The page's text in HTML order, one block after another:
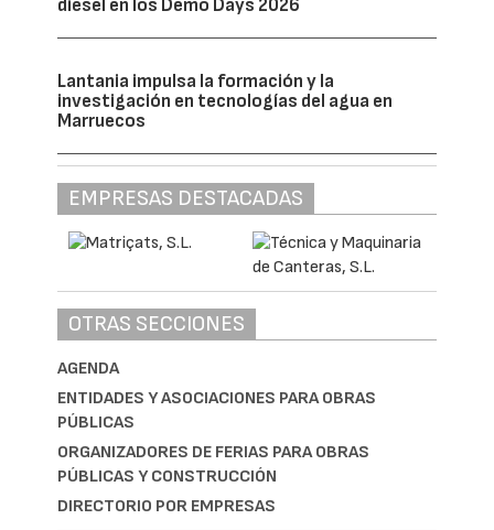
diésel en los Demo Days 2026
Lantania impulsa la formación y la
investigación en tecnologías del agua en
Marruecos
EMPRESAS DESTACADAS
OTRAS SECCIONES
AGENDA
ENTIDADES Y ASOCIACIONES PARA OBRAS
PÚBLICAS
ORGANIZADORES DE FERIAS PARA OBRAS
PÚBLICAS Y CONSTRUCCIÓN
DIRECTORIO POR EMPRESAS